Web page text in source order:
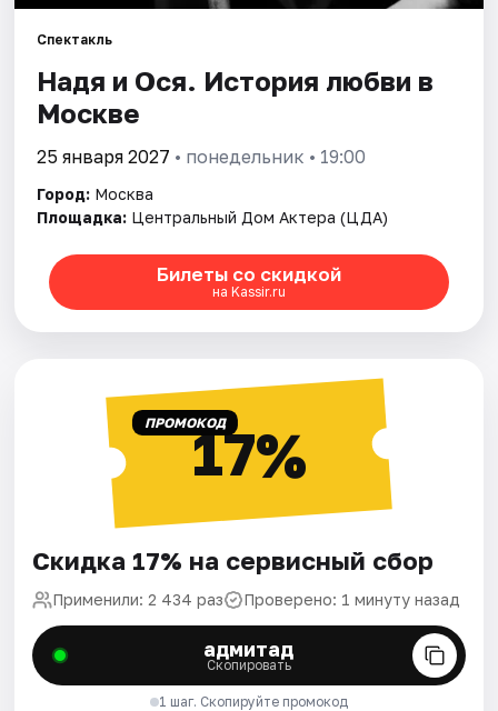
Спектакль
Надя и Ося. История любви в
Москве
25 января 2027 • понедельник • 19:00
Город: Москва
Площадка: Центральный Дом Актера (ЦДА)
Билеты со скидкой
на Kassir.ru
ПРОМОКОД17%
Скидка 17% на сервисный сбор
Применили: 2 434 раз Проверено: 1 минуту назад
адмитад
Скопировать
1 шаг. Скопируйте промокод